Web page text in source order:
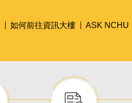
如何前往資訊大樓 ASK NCHU